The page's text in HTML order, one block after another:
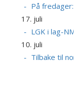
På
17. juli
LGK i lag-
10. juli
Tilbake til